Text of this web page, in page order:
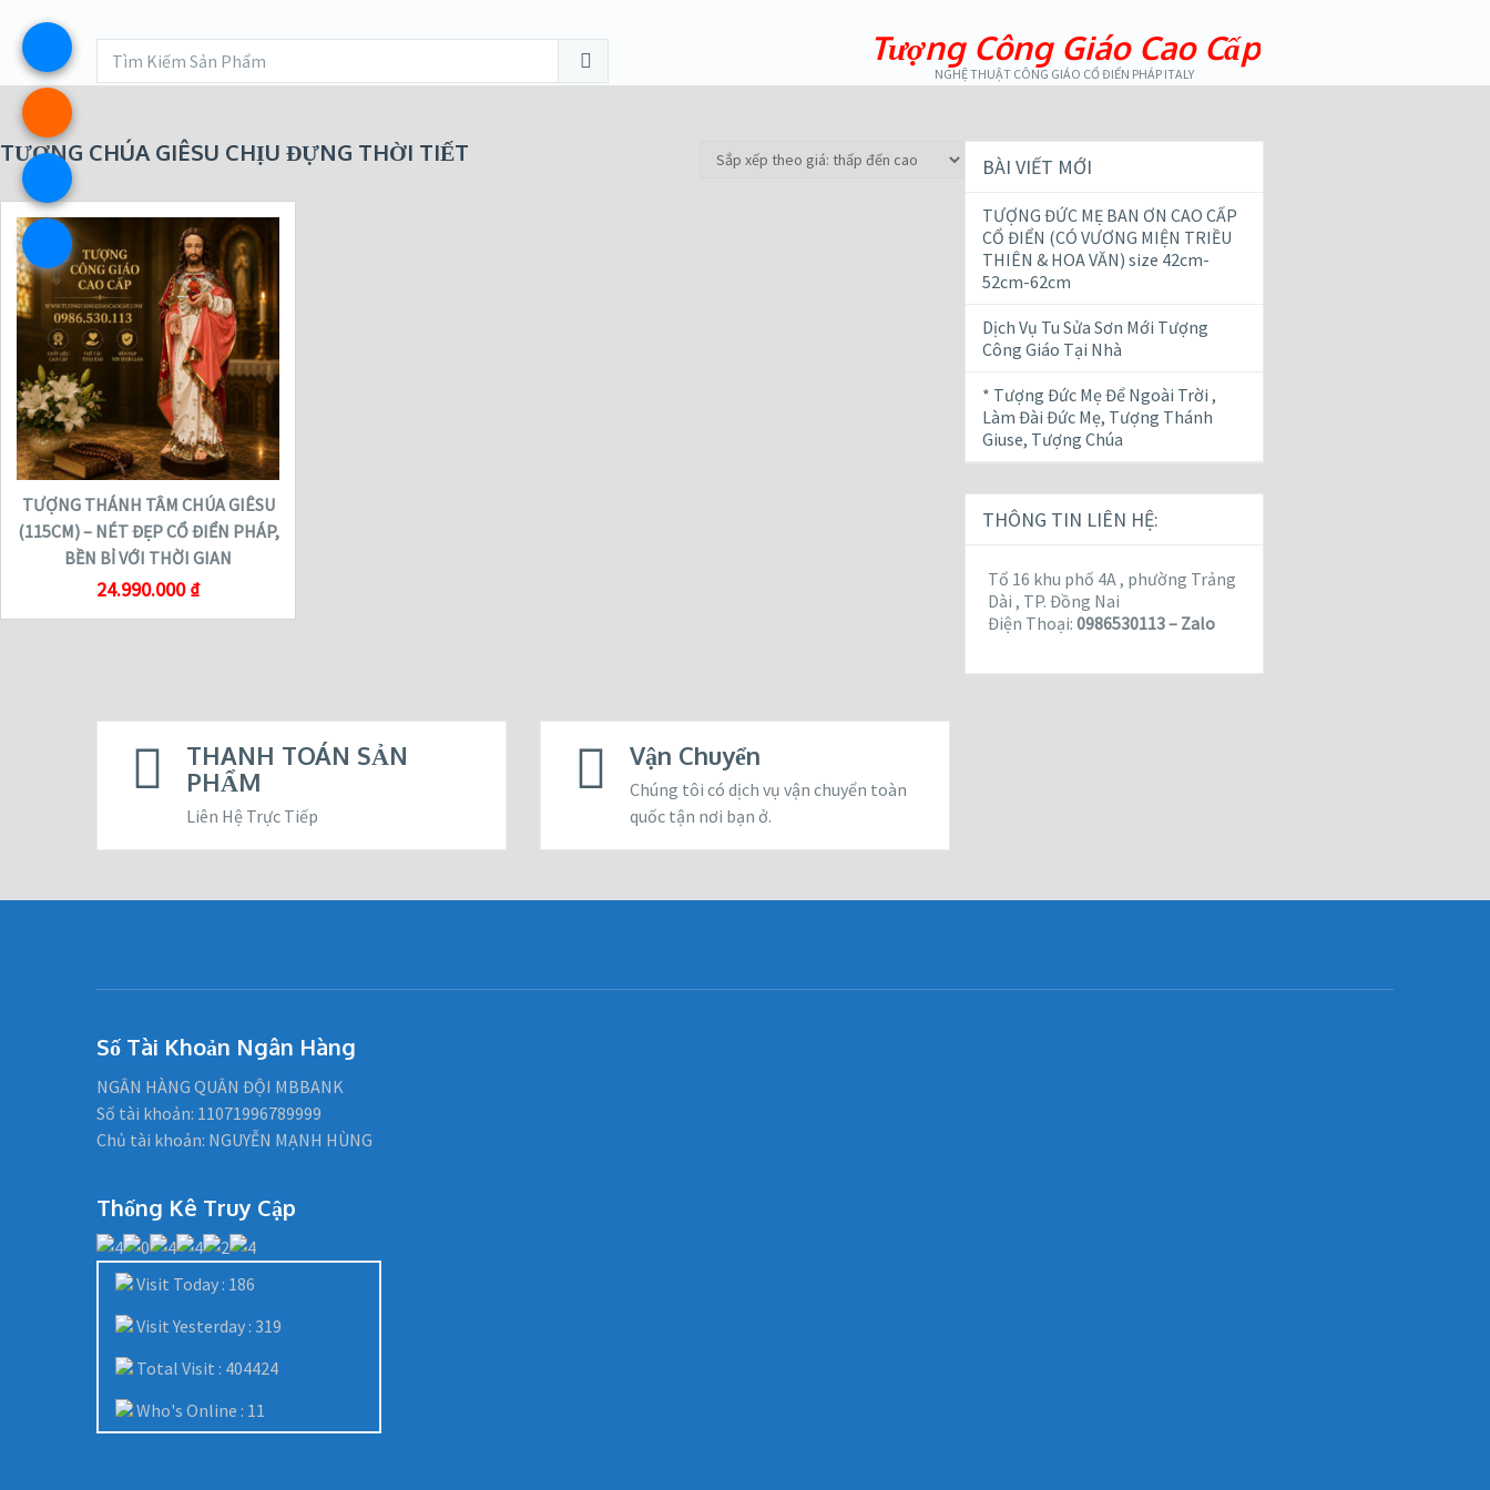
Tượng Công Giáo Cao Cấp
NGHỆ THUẬT CÔNG GIÁO CỔ ĐIỂN PHÁP ITALY
TƯỢNG CHÚA GIÊSU CHỊU ĐỰNG THỜI TIẾT
TƯỢNG THÁNH TÂM CHÚA GIÊSU
(115CM) – NÉT ĐẸP CỔ ĐIỂN PHÁP,
BỀN BỈ VỚI THỜI GIAN
24.990.000₫
BÀI VIẾT MỚI
TƯỢNG ĐỨC MẸ BAN ƠN CAO CẤP
CỔ ĐIỂN (CÓ VƯƠNG MIỆN TRIỀU
THIÊN & HOA VĂN) size 42cm-
52cm-62cm
Dịch Vụ Tu Sửa Sơn Mới Tượng
Công Giáo Tại Nhà
* Tượng Đức Mẹ Để Ngoài Trời ,
Làm Đài Đức Mẹ, Tượng Thánh
Giuse, Tượng Chúa
THÔNG TIN LIÊN HỆ:
Tổ 16 khu phố 4A , phường Trảng
Dài , TP. Đồng Nai
Điện Thoại: 0986530113 – Zalo
THANH TOÁN SẢN
PHẨM
Liên Hệ Trực Tiếp
Vận Chuyển
Chúng tôi có dịch vụ vận chuyển toàn
quốc tận nơi bạn ở.
Số Tài Khoản Ngân Hàng
NGÂN HÀNG QUÂN ĐỘI MBBANK
Số tài khoản: 11071996789999
Chủ tài khoản: NGUYỄN MẠNH HÙNG
Thống Kê Truy Cập
Visit Today : 186
Visit Yesterday : 319
Total Visit : 404424
Who's Online : 11